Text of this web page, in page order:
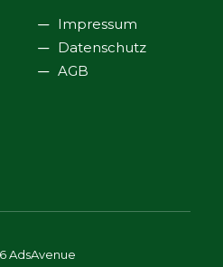
Impressum
Datenschutz
AGB
AdsAvenue